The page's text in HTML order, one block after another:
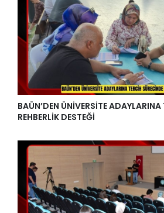
BAÜN’DEN ÜNİVERSİTE
REHBERLİK DESTEĞİ